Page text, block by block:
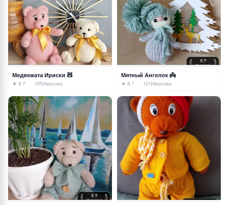
Медвежата Ириски 🧸
★ 8.7 105Иванова
Мятный Ангелок 👼
★ 8.7 121Иванова